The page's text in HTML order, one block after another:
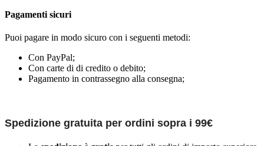
Pagamenti sicuri
Puoi pagare in modo sicuro con i seguenti metodi:
Con PayPal;
Con carte di di credito o debito;
Pagamento in contrassegno alla consegna;
Spedizione gratuita per ordini sopra i 99€